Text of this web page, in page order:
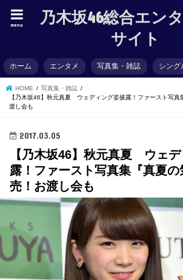
乃木坂46総合エン
サイト
menu
ホーム エンタメ 写真集・雑誌 シング
HOME
写真集・雑誌
【乃木坂46】秋元真夏 ウェディング姿披露！ファースト写真
渡し会も
2017.03.05
【乃木坂46】秋元真夏 ウェ
露！ファースト写真集『真夏
売！お渡し会も